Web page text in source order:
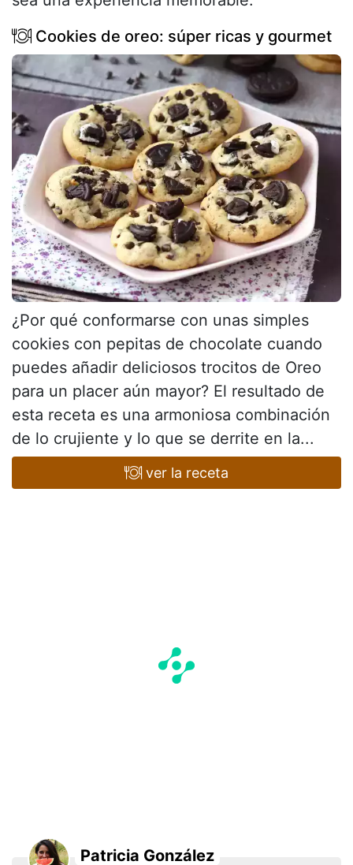
Cookies de oreo: súper ricas y gourmet
¿Por qué conformarse con unas simples
cookies con pepitas de chocolate cuando
puedes añadir deliciosos trocitos de Oreo
para un placer aún mayor? El resultado de
esta receta es una armoniosa combinación
de lo crujiente y lo que se derrite en la...
ver la receta
Patricia González